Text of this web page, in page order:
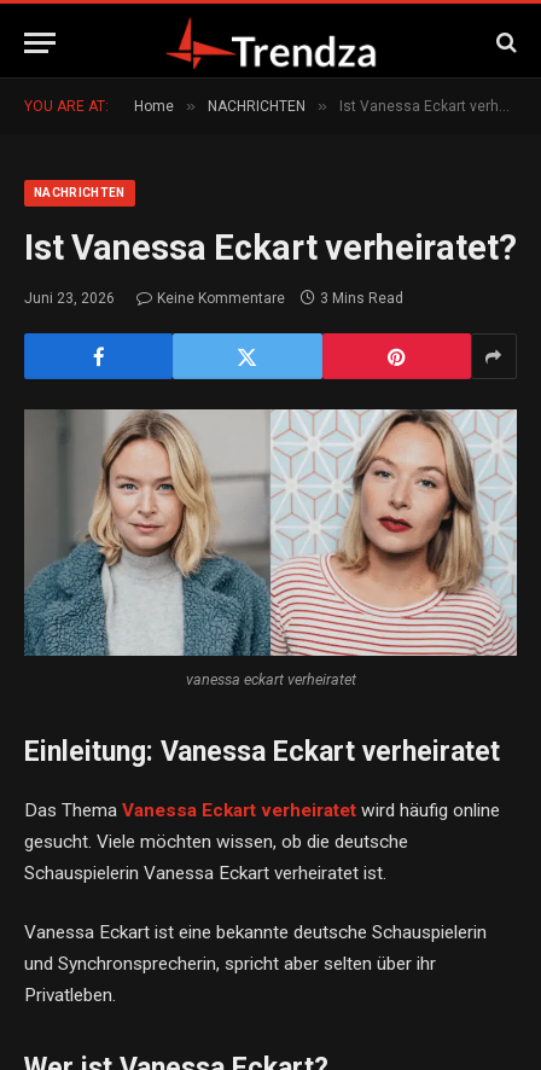
YOU ARE AT: Home » NACHRICHTEN » Ist Vanessa Eckart verheiratet?
NACHRICHTEN
Ist Vanessa Eckart verheiratet?
Juni 23, 2026 Keine Kommentare 3 Mins Read
vanessa eckart verheiratet
Einleitung: Vanessa Eckart verheiratet
Das Thema Vanessa Eckart verheiratet wird häufig online
gesucht. Viele möchten wissen, ob die deutsche
Schauspielerin Vanessa Eckart verheiratet ist.
Vanessa Eckart ist eine bekannte deutsche Schauspielerin
und Synchronsprecherin, spricht aber selten über ihr
Privatleben.